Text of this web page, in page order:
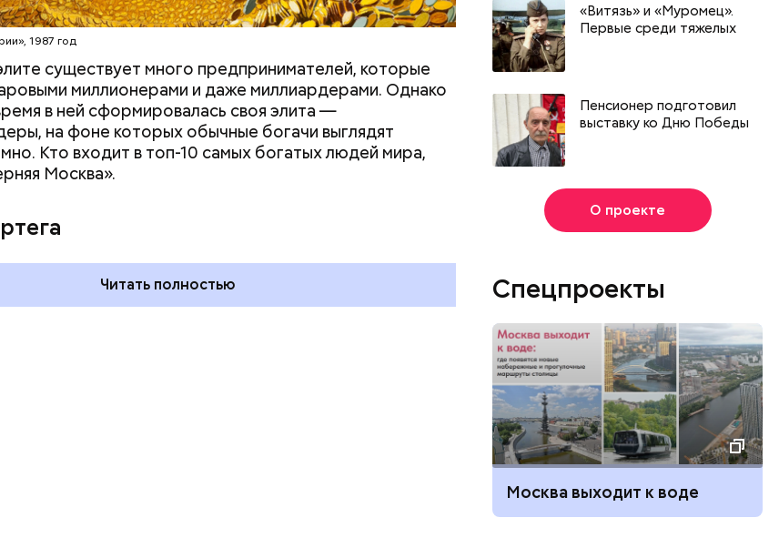
в России
праздники отмечают в России
и мире 6 августа
1987 год
существует много предпринимателей, которые
миллионерами и даже миллиардерами. Однако
в ней сформировалась своя элита —
на фоне которых обычные богачи выглядят
Кто входит в топ-10 самых богатых людей мира,
Москва».
Читать полностью
«Витязь» и «Муромец».
Первые среди тяжелых
Пенсионер подготовил
выставку ко Дню Победы
О проекте
Спецпроекты
Москва выходит к воде